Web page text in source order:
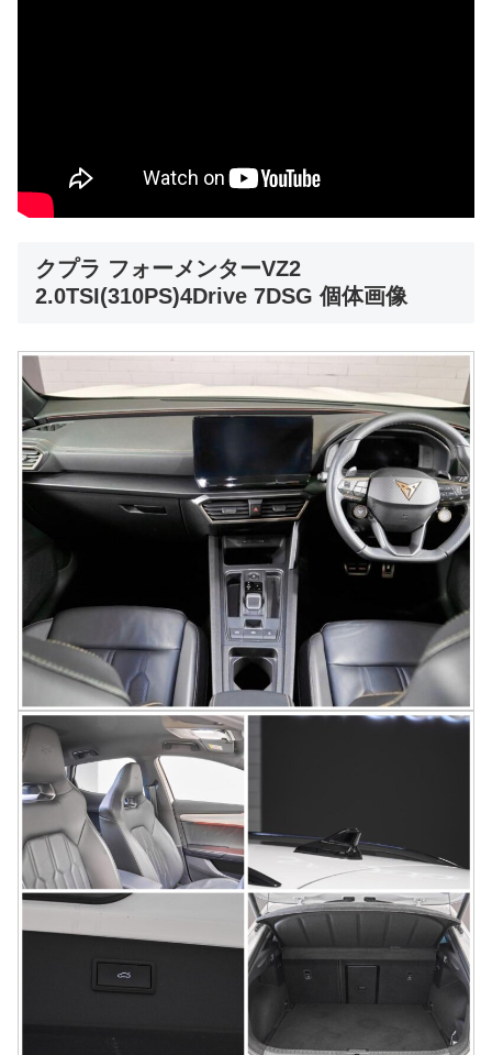
クプラ フォーメンターVZ2
2.0TSI(310PS)4Drive 7DSG 個体画像